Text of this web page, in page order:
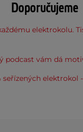
Doporučujeme
elektrokolu.
podcast vám dá
seřízených elektrokol